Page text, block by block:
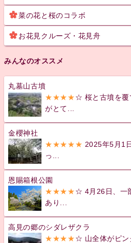
菜の花と桜のコラボ
お花見クルーズ・花見舟
みんなのオススメ
丸墓山古墳
★★★★☆ 桜と古墳を覆
がとて...
金櫻神社
★★★★★ 2025年5月1
っ...
恩賜箱根公園
★★★★☆ 4月26日、一
あり...
高見の郷のシダレザクラ
★★★★☆ 山全体がピン